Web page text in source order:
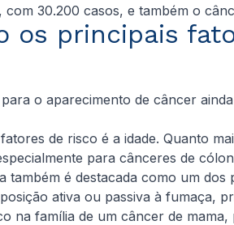
30.200 casos, e também o
os principais
o aparecimento de câncer
de risco é a idade. Quanto
para cânceres de
também é destacada como um
ativa ou passiva à fumaça,
na família de um câncer de